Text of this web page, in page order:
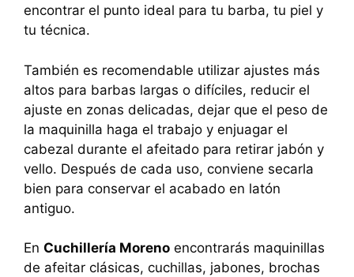
encontrar el punto ideal para tu barba, tu piel y
tu técnica.
También es recomendable utilizar ajustes más
altos para barbas largas o difíciles, reducir el
ajuste en zonas delicadas, dejar que el peso de
la maquinilla haga el trabajo y enjuagar el
cabezal durante el afeitado para retirar jabón y
vello. Después de cada uso, conviene secarla
bien para conservar el acabado en latón
antiguo.
En Cuchillería Moreno encontrarás maquinillas
de afeitar clásicas, cuchillas, jabones, brochas